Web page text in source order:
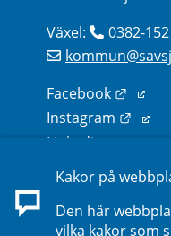
Växel:
0382-
Facebook
Länk
Instagram
Linkedin
Sök kontakter på
Kakor på
Den här
vilka kakor som